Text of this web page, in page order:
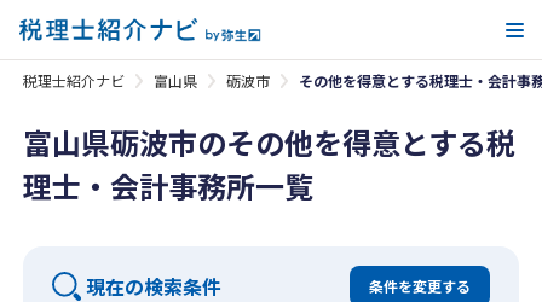
税理士紹介ナビ 富山県 砺波市 その他を得意とする税理士・会計事
富山県砺波市のその他を得意とする税
理士・会計事務所一覧
現在の検索条件 条件を変更する